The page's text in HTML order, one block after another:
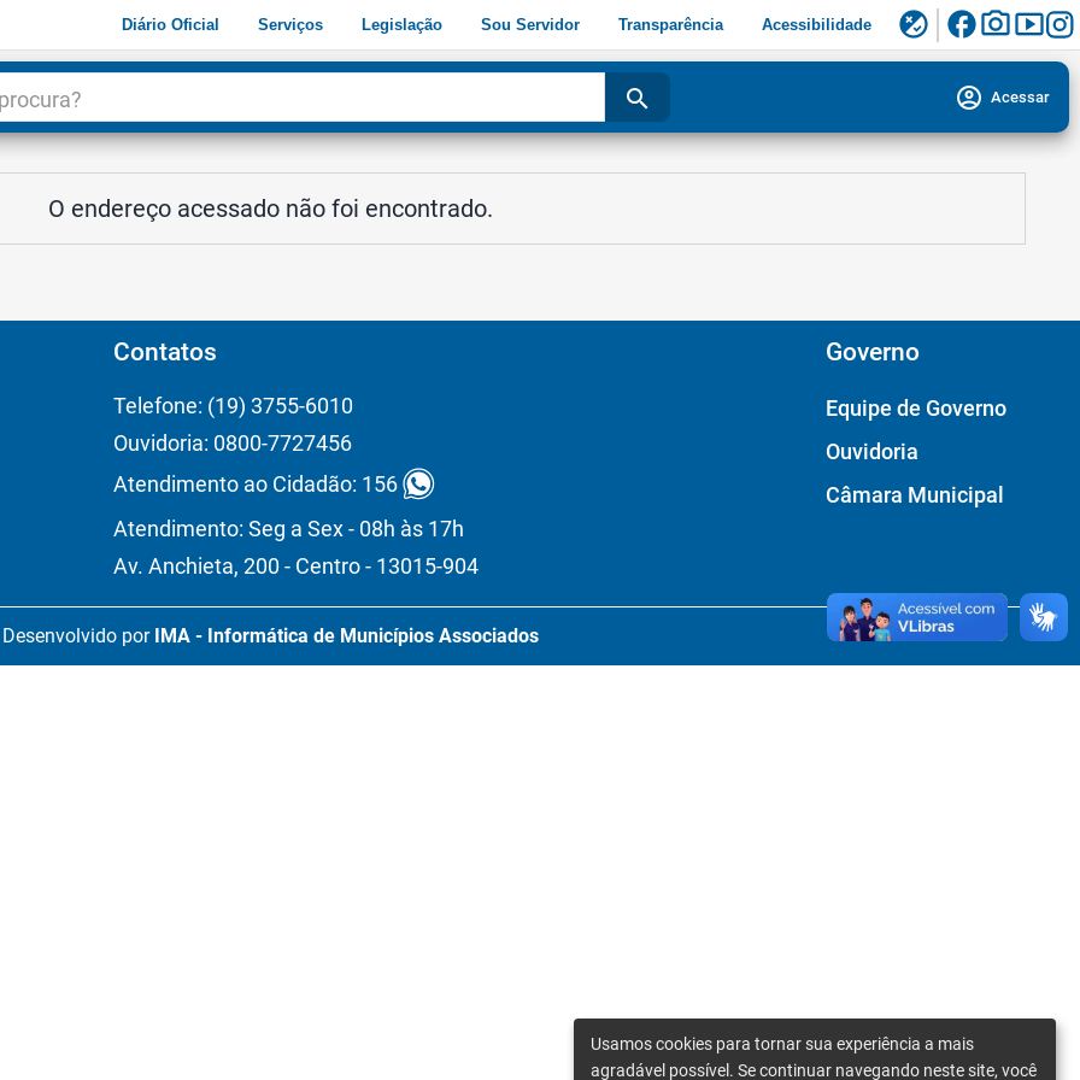
Diário Oficial Serviços Legislação Sou Servidor Transparência Acessibilidade flaky facebookphoto_camerasmart_display
search account_circle Acessar
O endereço acessado não foi encontrado.
Contatos
Telefone: (19) 3755-6010
Ouvidoria: 0800-7727456
Atendimento ao Cidadão: 156
Atendimento: Seg a Sex - 08h às 17h
Av. Anchieta, 200 - Centro - 13015-904
Governo
Equipe de Governo
Ouvidoria
Câmara Municipal
Desenvolvido por IMA - Informática de Municípios Associados
Usamos cookies para tornar sua experiência a mais
agradável possível. Se continuar navegando neste site, você